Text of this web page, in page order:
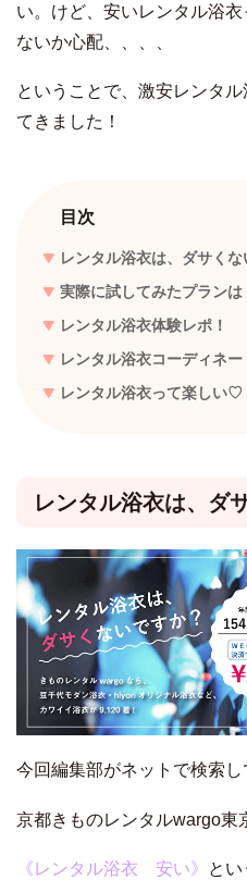
い。けど、安いレンタル浴
ないか心配、、、、
ということで、激安レンタ
てきました！
目次
レンタル浴衣は、ダサくな
実際に試してみたプランは
レンタル浴衣体験レポ！
レンタル浴衣コーディネー
レンタル浴衣って楽しい♡
レンタル浴衣は、ダ
今回編集部がネットで検索
京都きものレンタルwargo東
《レンタル浴衣 安い》
と